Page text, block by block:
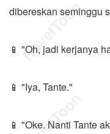
dibereskan seminggu
📱 "Oh, jadi kerjanya
📱 "Iya, Tante."
📱 "Oke. Nanti Tante